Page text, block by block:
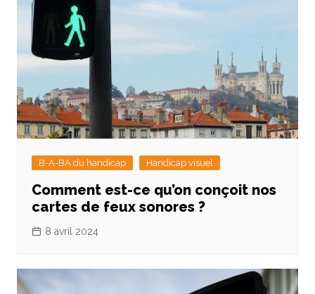
B-A-BA du handicap Handicap visuel
Comment est-ce qu’on conçoit nos
cartes de feux sonores ?
8 avril 2024